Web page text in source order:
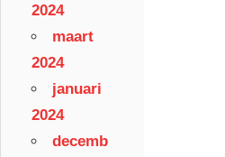
2024
maart
2024
januari
2024
decemb